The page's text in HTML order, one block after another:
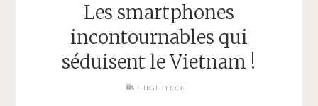
Les smartphones
incontournables qui
séduisent le Vietnam !
HIGH TECH